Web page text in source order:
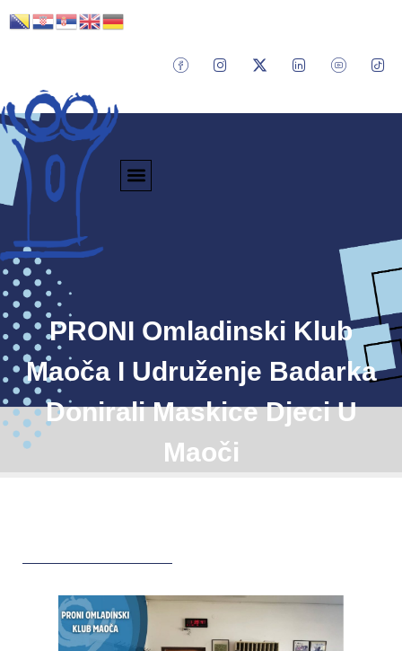
PRONI Omladinski Klub
Maoča I Udruženje Badarka
Donirali Maskice Djeci U
Maoči